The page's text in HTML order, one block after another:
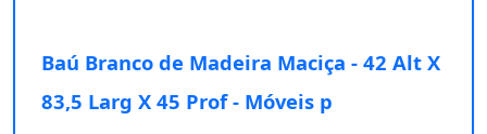
Baú Branco de Madeira Maciça - 42 Alt X
83,5 Larg X 45 Prof - Móveis p